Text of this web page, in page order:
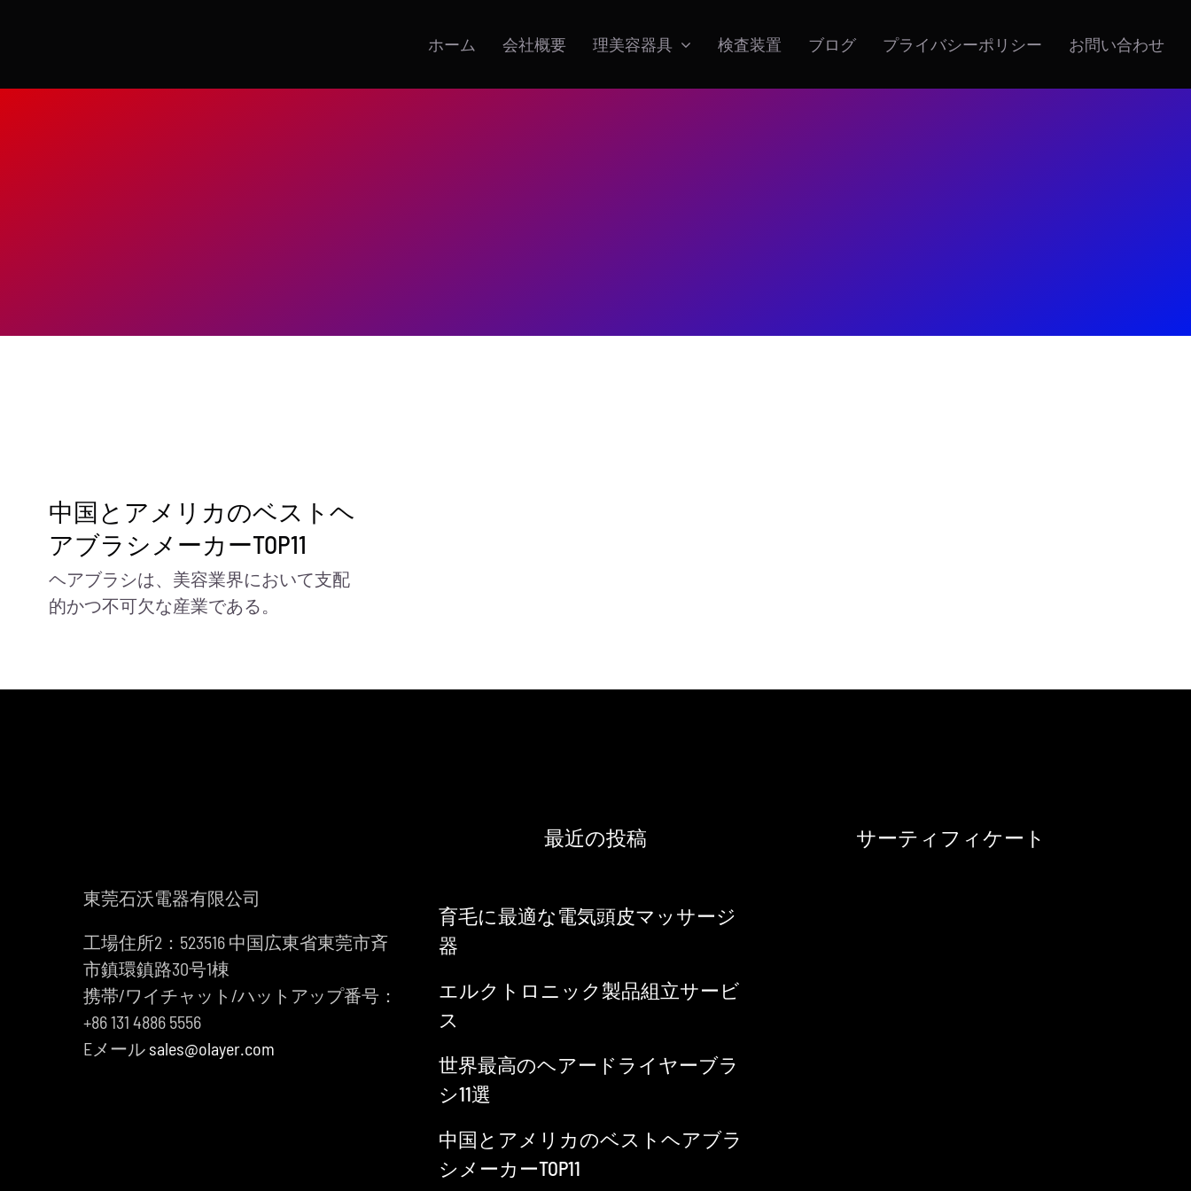
ン
ホーム 会社概要 理美容器具 検査装置 ブログ プライバシーポリシー お問い合わせ
中国とアメリカのベストヘ
アブラシメーカーTOP11
ヘアブラシは、美容業界において支配
的かつ不可欠な産業である。
東莞石沃電器有限公司
工場住所2：523516 中国広東省東莞市斉
市鎮環鎮路30号1棟
携帯/ワイチャット/ハットアップ番号：
+86 131 4886 5556
Eメール sales@olayer.com
最近の投稿
育毛に最適な電気頭皮マッサージ
器
エルクトロニック製品組立サービ
ス
世界最高のヘアードライヤーブラ
シ11選
中国とアメリカのベストヘアブラ
シメーカーTOP11
サーティフィケート